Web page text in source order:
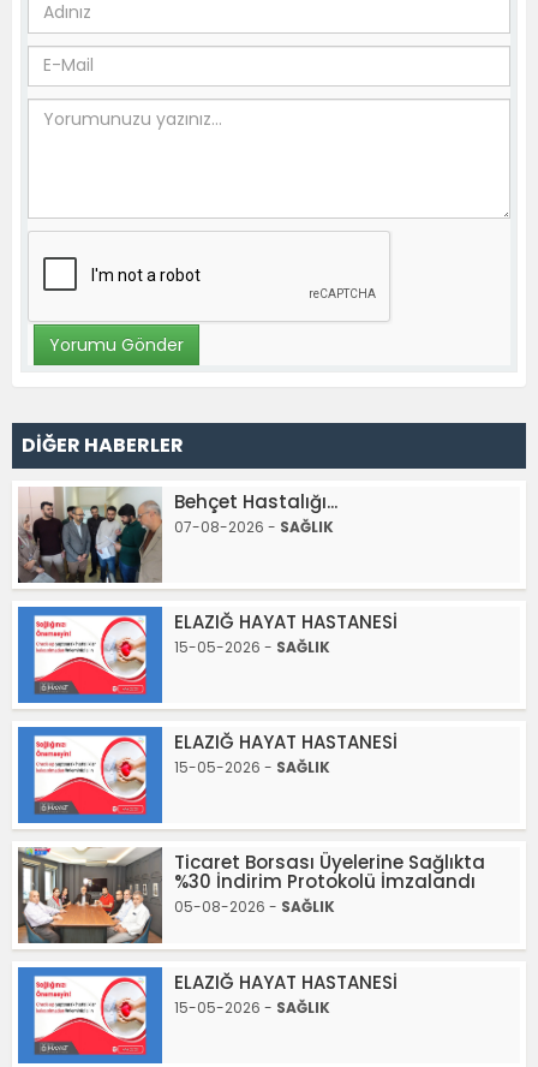
DİĞER HABERLER
Behçet Hastalığı...
07-08-2026 - SAĞLIK
ELAZIĞ HAYAT HASTANESİ
15-05-2026 - SAĞLIK
ELAZIĞ HAYAT HASTANESİ
15-05-2026 - SAĞLIK
Ticaret Borsası Üyelerine Sağlıkta
%30 İndirim Protokolü İmzalandı
05-08-2026 - SAĞLIK
ELAZIĞ HAYAT HASTANESİ
15-05-2026 - SAĞLIK